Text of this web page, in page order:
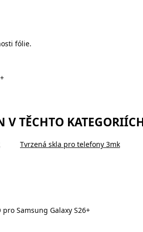
fólie.
V TĚCHTO
Tvrzená skla pro telefony 3mk
Samsung Galaxy S26+